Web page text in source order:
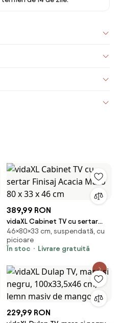
389,99 RON
vidaXL Cabinet TV cu sertar
Finisaj Acacia Maro 80 x 33 x 46
cm
46×80×33 cm, suspendată, cu
picioare
În stoc
Livrare gratuită
229,99 RON